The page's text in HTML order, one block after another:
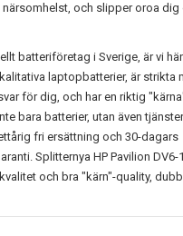
och slipper oroa dig
batteriföretag i Sverige, är vi
laptopbatterier, är strikta
för dig, och har en riktig
bara batterier, utan även
fri ersättning och 30-dagars
Splitternya HP Pavilion DV6-
och bra "kärn"-quality,